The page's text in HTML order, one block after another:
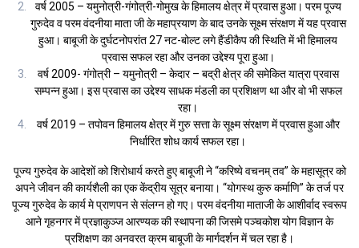
वर्ष 2005 – यमुनोत्री-गंगोत्री-गोमुख के हिमालय क्षेत्र में प्रवास हुआ। परम पूज्य
गुरुदेव व परम वंदनीया माता जी के महाप्रयाण के बाद उनके सूक्ष्म संरक्षण में यह प्रवास
हुआ। बाबूजी के दुर्घटनोपरांत 27 नट-बोल्ट लगे हैंडीकैप की स्थिति में भी हिमालय
प्रवास सफल रहा और उनका उद्देश्य पूरा हुआ।
वर्ष 2009- गंगोत्री – यमुनोत्री – केदार – बद्री क्षेत्र की समेकित यात्रा प्रवास
सम्पन्न हुआ। इस प्रवास का उद्देश्य साधक मंडली का प्रशिक्षण था और वो भी सफल
रहा।
वर्ष 2019 – तपोवन हिमालय क्षेत्र में गुरु सत्ता के सूक्ष्म संरक्षण में प्रवास हुआ और
निर्धारित शोध कार्य सफल रहा।
पूज्य गुरुदेव के आदेशों को शिरोधार्य करते हुए बाबूजी ने “करिष्ये वचनम् तव” के महासूत्र को
अपने जीवन की कार्यशैली का एक केंद्रीय सूत्र बनाया। “योगस्थ कुरु कर्माणि” के तर्ज पर
पूज्य गुरुदेव के कार्य मे प्राणपन से संलग्न हो गए। परम वंदनीया माताजी के आशीर्वाद स्वरूप
आने गृहनगर में प्रज्ञाकुञ्ज आरण्यक की स्थापना की जिसमे पञ्चकोश योग विज्ञान के
प्रशिक्षण का अनवरत क्रम बाबूजी के मार्गदर्शन में चल रहा है।